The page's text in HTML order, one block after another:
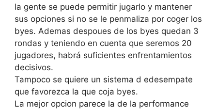
la gente se puede permitir jugarlo y mantener
sus opciones si no se le penmaliza por coger los
byes. Ademas despoues de los byes quedan 3
rondas y teniendo en cuenta que seremos 20
jugadores, habrá suficientes enfrentamientos
decisivos.
Tampoco se quiere un sistema d edesempate
que favorezca la que coja byes.
La mejor opcion parece la de la performance